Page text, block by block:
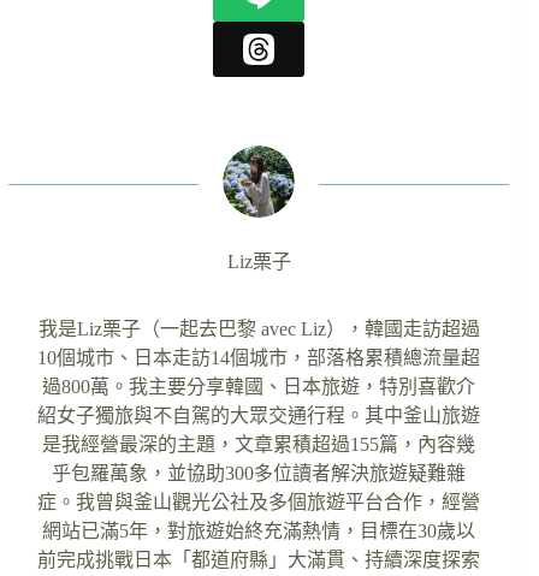
Liz栗子
我是Liz栗子（一起去巴黎 avec Liz），韓國走訪超過
10個城市、日本走訪14個城市，部落格累積總流量超
過800萬。我主要分享韓國、日本旅遊，特別喜歡介
紹女子獨旅與不自駕的大眾交通行程。其中釜山旅遊
是我經營最深的主題，文章累積超過155篇，內容幾
乎包羅萬象，並協助300多位讀者解決旅遊疑難雜
症。我曾與釜山觀光公社及多個旅遊平台合作，經營
網站已滿5年，對旅遊始終充滿熱情，目標在30歲以
前完成挑戰日本「都道府縣」大滿貫、持續深度探索